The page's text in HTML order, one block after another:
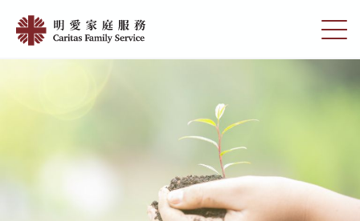
main
切
换
选
单
明